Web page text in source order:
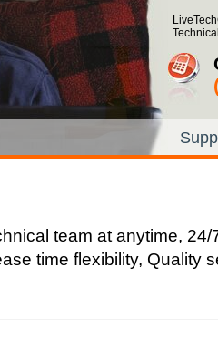
team at anytime,
time flexibility, Quality